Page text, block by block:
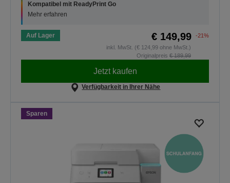
Kompatibel mit ReadyPrint Go
Mehr erfahren
Auf Lager € 149,99
-21%
inkl. MwSt. (€ 124,99 ohne MwSt.)
Originalpreis € 189,99
Jetzt kaufen
Verfügbarkeit in Ihrer Nähe
Sparen